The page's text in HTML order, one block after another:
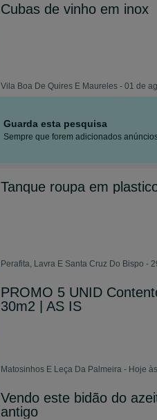
Cubas de vinho em inox
Vila Boa De Quires E Maureles - 01 de
Guarda esta pesquisa
Sempre que forem adicionados
Tanque roupa em
Perafita, Lavra E Santa Cruz Do Bispo -
PROMO 5 UNID
30m2 | AS IS
Matosinhos E Leça Da Palmeira - Hoje
Vendo este bidão do
antigo